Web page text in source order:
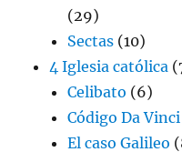
(29)
Sectas (10)
4 Iglesia católica
Celibato (6)
Código Da Vinci
El caso Galileo